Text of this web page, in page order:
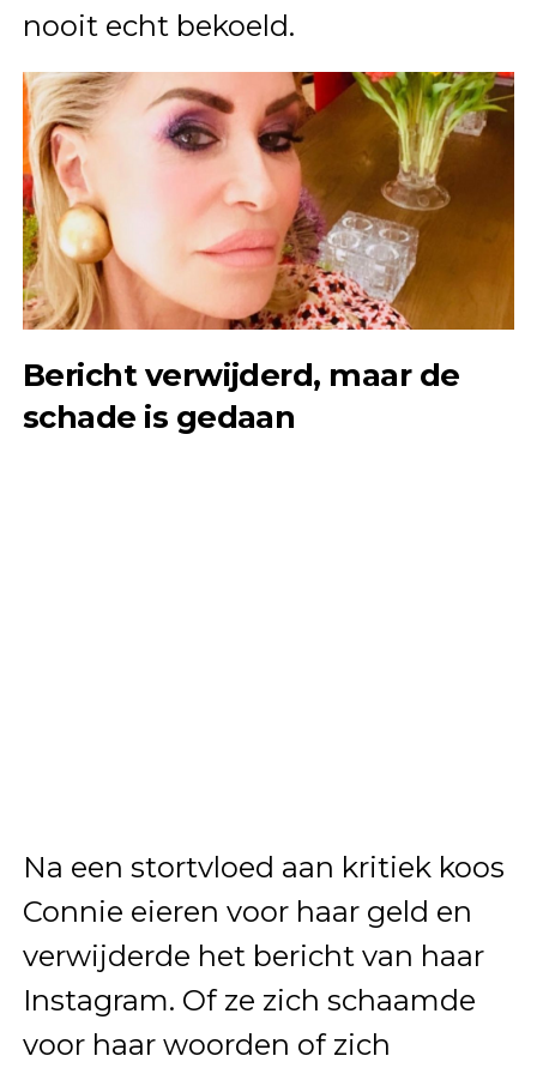
nooit echt bekoeld.
Bericht verwijderd, maar de
schade is gedaan
Na een stortvloed aan kritiek koos
Connie eieren voor haar geld en
verwijderde het bericht van haar
Instagram. Of ze zich schaamde
voor haar woorden of zich